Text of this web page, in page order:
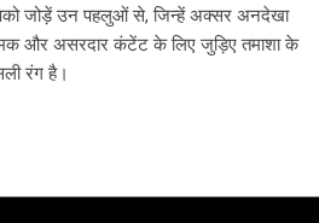
जोड़ें उन पहलुओं से, जिन्हें अक्सर अनदेखा
और असरदार कंटेंट के लिए जुड़िए तमाशा के
रंग है।